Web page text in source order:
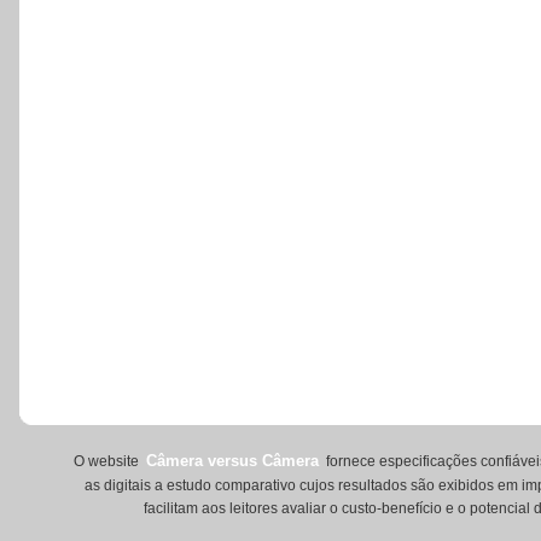
O website Câmera versus Câmerafornece especificações
as digitais a estudo comparativo cujos resultados são exibidos em
facilitam aos leitores avaliar o custo-benefício e o potencial